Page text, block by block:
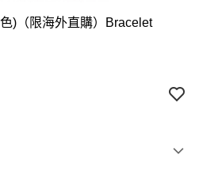
)（限海外直購）Bracelet